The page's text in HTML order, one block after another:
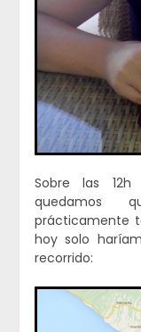
Sobre las
quedamos
prácticamente
hoy solo
recorrido: